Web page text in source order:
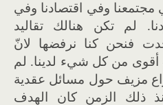
مجتمعنا وفي اقتصادنا وفي
لم تكن هنالك تقاليد
فنحن كنا نرفضها لانّ
أقوى من كل شيء لدينا. لم
مزيف حول مسائل عقدية
ذلك الزمن كان الهدف